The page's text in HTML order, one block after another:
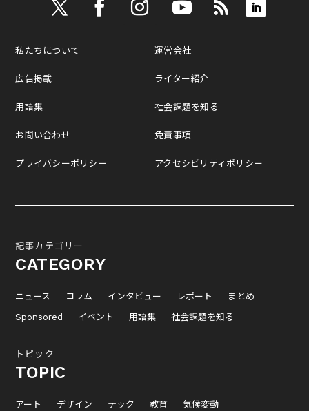
私たちについて
広告掲載
用語集
お問い合わせ
プライバシーポリシー
運営会社
ライター紹介
社会課題を知る
免責事項
アクセシビリティポリシー
記事カテゴリー
CATEGORY
ニュース コラム インタビュー レポート
まとめ
Sponsored
イベント 用語集 社会課題を知る
トピック
TOPIC
アート デザイン テック 教育
気候変動